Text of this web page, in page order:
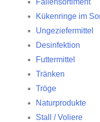
Fallensortiment
Kükenringe im
Ungeziefermittel
Desinfektion
Futtermittel
Tränken
Tröge
Naturprodukte
Stall / Voliere